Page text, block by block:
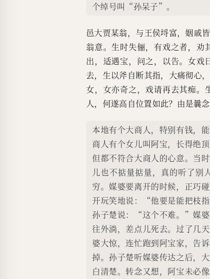
个绰号叫“孙呆子”。
邑大贾某翁，与王侯埒富，姻戚
翁意。生时失俪，有戏之者，劝
出，适遇宝，问之，以告。女
去，生以斧自断其指，大痛彻心
女，女亦奇之，戏请再去其痴。
人，何遂高自位置如此？由是曩念
本地有个大商人，特别有钱，
商人有个女儿叫阿宝，长得绝
但都不符合大商人的心意。当
儿也不掂量掂量，真的听了别
穷。媒婆要离开的时候，正巧
开玩笑地说：“他要是能把枝
孙子楚说：“这个不难。”媒婆
往外淌，差点儿死去。过了几
婆大惊，连忙跑到阿宝家，告
掉。孙子楚听媒婆传达之后，
白清楚。转念又想，阿宝未必